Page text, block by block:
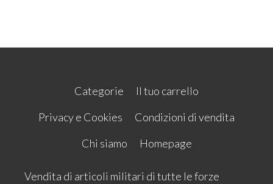
Categorie
Il tuo carrello
Privacy e Cookies
Condizioni di vendita
Chi siamo
Homepage
Vendita di articoli militari di tutte le forze